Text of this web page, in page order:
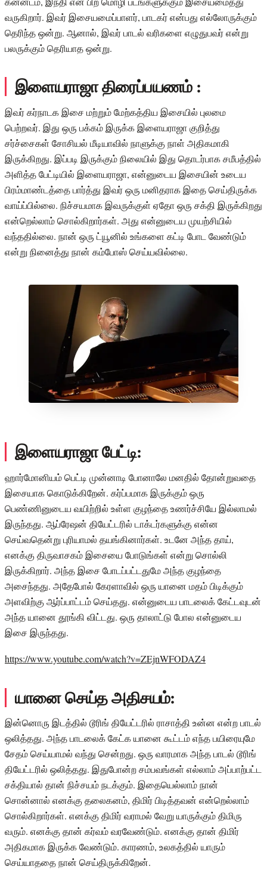
வருகிறார். இவர் இசையமைப்பாளர், பாடகர் என்பது எல்லோருக்கும்
தெரிந்த ஒன்று. ஆனால், இவர் பாடல் வரிகளை எழுதுபவர் என்று
பலருக்கும் தெரியாத ஒன்று.
இளையராஜா திரைப்பயணம் :
இவர் கர்நாடக இசை மற்றும் மேற்கத்திய இசையில் புலமை
பெற்றவர். இது ஒரு பக்கம் இருக்க இளையராஜா குறித்து
சர்ச்சைகள் சோசியல் மீடியாவில் நாளுக்கு நாள் அதிகமாகி
இருக்கிறது. இப்படி இருக்கும் நிலையில் இது தொடர்பாக சமீபத்தில்
அளித்த பேட்டியில் இளையராஜா, என்னுடைய இசையின் உடைய
பிரம்மாண்டத்தை பார்த்து இவர் ஒரு மனிதராக இதை செய்திருக்க
வாய்ப்பில்லை. நிச்சயமாக இவருக்குள் ஏதோ ஒரு சக்தி இருக்கிறது
என்றெல்லாம் சொல்கிறார்கள். அது என்னுடைய முயற்சியில்
வந்ததில்லை. நான் ஒரு ட்யூனில் உங்களை கட்டி போட வேண்டும்
என்று நினைத்து நான் கம்போஸ் செய்யவில்லை.
இளையராஜா பேட்டி:
ஹார்மோனியம் பெட்டி முன்னாடி போனாலே மனதில் தோன்றுவதை
இசையாக கொடுக்கிறேன். கர்ப்பமாக இருக்கும் ஒரு
பெண்ணினுடைய வயிற்றில் உள்ள குழந்தை உணர்ச்சியே இல்லாமல்
இருந்தது. ஆப்ரேஷன் தியேட்டரில் டாக்டர்களுக்கு என்ன
செய்வதென்று புரியாமல் தயங்கினார்கள். உடனே அந்த தாய்,
எனக்கு திருவாசகம் இசையை போடுங்கள் என்று சொல்லி
இருக்கிறார். அந்த இசை போடப்பட்டதுமே அந்த குழந்தை
அசைந்தது. அதேபோல் கேரளாவில் ஒரு யானை மதம் பிடிக்கும்
அளவிற்கு ஆர்ப்பாட்டம் செய்தது. என்னுடைய பாடலைக் கேட்டவுடன்
அந்த யானை தூங்கி விட்டது. ஒரு தாலாட்டு போல என்னுடைய
இசை இருந்தது.
https://www.youtube.com/watch?v=ZEjnWFODAZ4
யானை செய்த அதிசயம்:
இன்னொரு இடத்தில் டூரிங் தியேட்டரில் ராசாத்தி உன்ன என்ற பாடல்
ஒலித்தது. அந்த பாடலைக் கேட்க யானை கூட்டம் எந்த பயிரையுமே
சேதம் செய்யாமல் வந்து சென்றது. ஒரு வாரமாக அந்த பாடல் டூரிங்
தியேட்டரில் ஒலித்தது. இதுபோன்ற சம்பவங்கள் எல்லாம் அப்பாற்பட்ட
சக்தியால் தான் நிச்சயம் நடக்கும். இதையெல்லாம் நான்
சொன்னால் எனக்கு தலைகனம், திமிர் பிடித்தவன் என்றெல்லாம்
சொல்கிறார்கள். எனக்கு திமிர் வராமல் வேறு யாருக்கும் திமிரு
வரும். எனக்கு தான் கர்வம் வரவேண்டும். எனக்கு தான் திமிர்
அதிகமாக இருக்க வேண்டும். காரணம், உலகத்தில் யாரும்
செய்யாததை நான் செய்திருக்கிறேன்.